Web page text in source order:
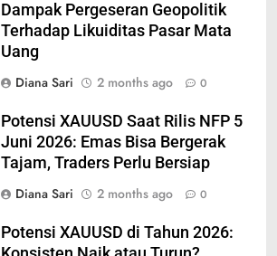
Dampak Pergeseran Geopolitik
Terhadap Likuiditas Pasar Mata
Uang
Diana Sari
2 months ago 0
Potensi XAUUSD Saat Rilis NFP 5
Juni 2026: Emas Bisa Bergerak
Tajam, Traders Perlu Bersiap
Diana Sari
2 months ago 0
Potensi XAUUSD di Tahun 2026: